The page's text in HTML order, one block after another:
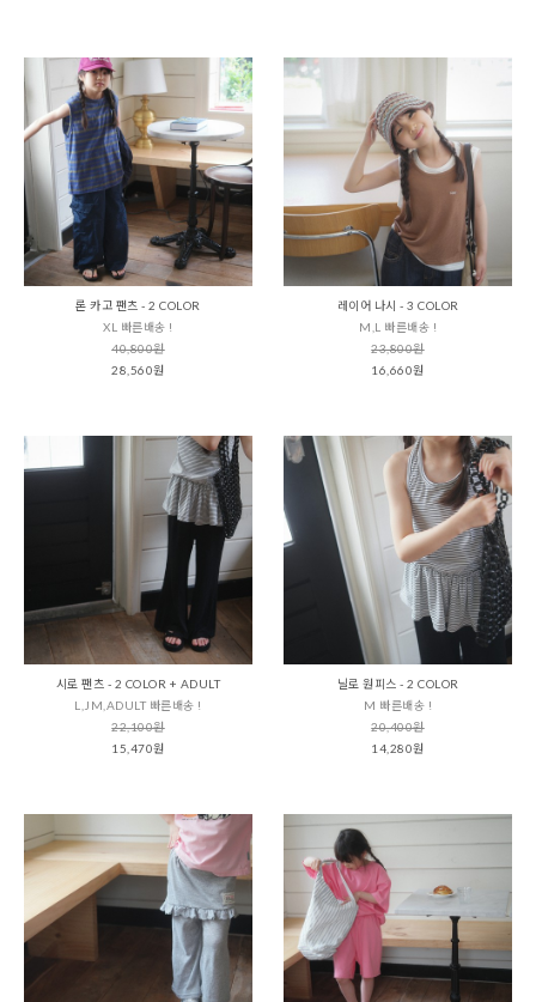
론 카고 팬츠 - 2 COLOR
XL 빠른배송 !
40,800원
28,560원
레이어 나시 - 3 COLOR
M,L 빠른배송 !
23,800원
16,660원
시로 팬츠 - 2 COLOR + ADULT
L,JM,ADULT 빠른배송 !
22,100원
15,470원
닐로 원피스 - 2 COLOR
M 빠른배송 !
20,400원
14,280원